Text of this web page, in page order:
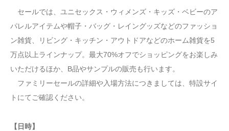
セールでは、ユニセックス・ウィメンズ・キッズ・ベビーのア
パレルアイテムや帽子・バッグ・レイングッズなどのファッショ
ン雑貨、リビング・キッチン・アウトドアなどのホーム雑貨を5
万点以上ラインナップ。最大70%オフでショッピングをお楽しみ
いただけるほか、B品やサンプルの販売も行います。
ファミリーセールの詳細や入場方法につきましては、特設サイ
トにてご確認ください。
【日時】